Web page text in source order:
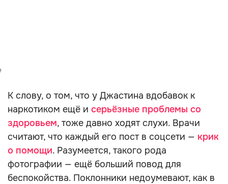
К слову, о том, что у Джастина вдобавок к
наркотиком ещё и серьёзные проблемы со
здоровьем, тоже давно ходят слухи. Врачи
считают, что каждый его пост в соцсети — крик
о помощи. Разумеется, такого рода
фотографии — ещё больший повод для
беспокойства. Поклонники недоумевают, как в